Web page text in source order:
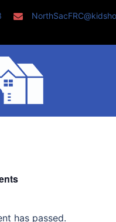
has passed.